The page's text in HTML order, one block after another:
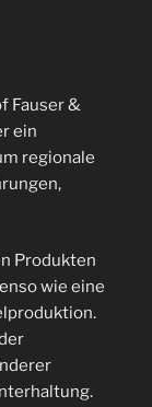
Fauser &
ein
regionale
Produkten
wie eine